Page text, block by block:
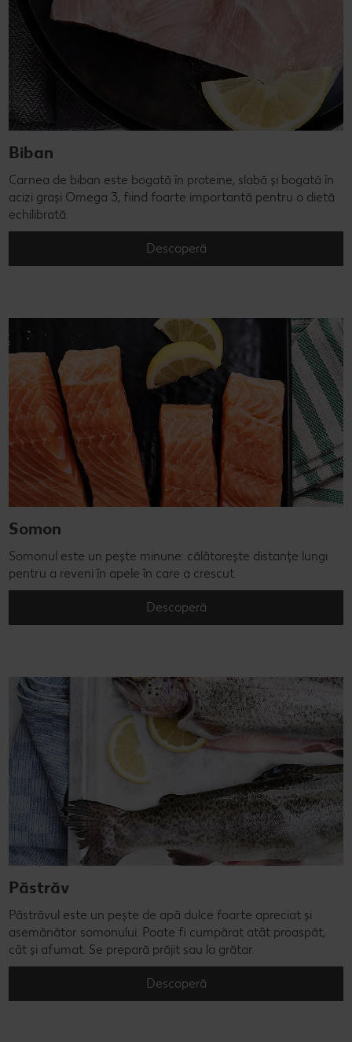
Biban
Carnea de biban este bogată în proteine, slabă și bogată în
acizi grași Omega 3, fiind foarte importantă pentru o dietă
echilibrată.
Descoperă
Somon
Somonul este un pește minune: călătorește distanțe lungi
pentru a reveni în apele în care a crescut.
Descoperă
Păstrăv
Păstrăvul este un pește de apă dulce foarte apreciat și
asemănător somonului. Poate fi cumpărat atât proaspăt,
cât și afumat. Se prepară prăjit sau la grătar.
Descoperă